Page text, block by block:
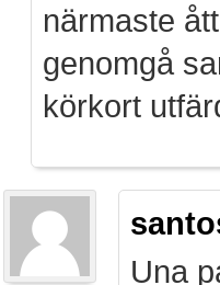
närmaste
genomgå
körkort
Una